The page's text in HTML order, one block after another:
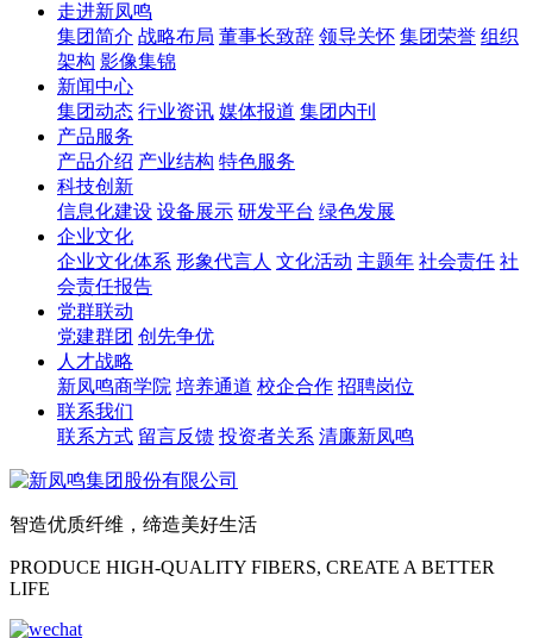
走进新凤鸣
集团简介 战略布局 董事长致辞 领导关怀 集团荣誉 组织
架构 影像集锦
新闻中心
集团动态 行业资讯 媒体报道 集团内刊
产品服务
产品介绍 产业结构 特色服务
科技创新
信息化建设 设备展示 研发平台 绿色发展
企业文化
企业文化体系 形象代言人 文化活动 主题年 社会责任 社
会责任报告
党群联动
党建群团 创先争优
人才战略
新凤鸣商学院 培养通道 校企合作 招聘岗位
联系我们
联系方式 留言反馈 投资者关系 清廉新凤鸣
智造优质纤维，缔造美好生活
PRODUCE HIGH-QUALITY FIBERS, CREATE A BETTER
LIFE